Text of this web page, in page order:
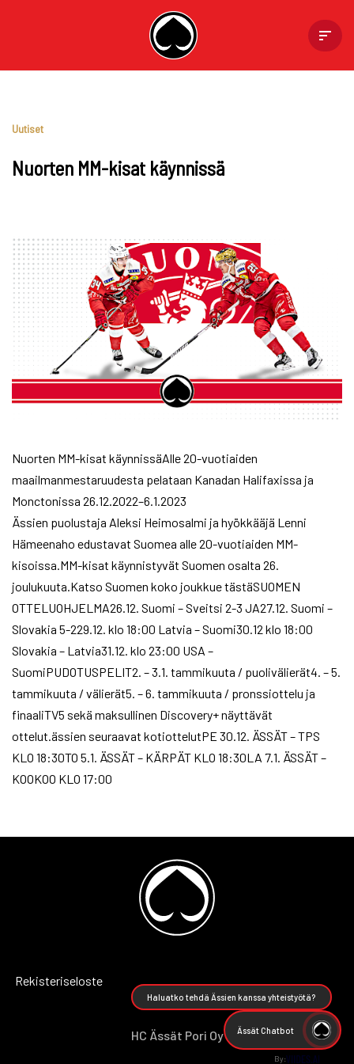
Nuorten MM-kisat käynnissä
Uutiset
Nuorten MM-kisat käynnissäAlle 20-vuotiaiden
maailmanmestaruudesta pelataan Kanadan Halifaxissa ja
Monctonissa 26.12.2022–6.1.2023
Ässien puolustaja Aleksi Heimosalmi ja hyökkääjä Lenni
Hämeenaho edustavat Suomea alle 20-vuotiaiden MM-
kisoissa.MM-kisat käynnistyvät Suomen osalta 26.
joulukuuta.Katso Suomen koko joukkue tästäSUOMEN
OTTELUOHJELMA26.12. Suomi – Sveitsi 2-3 JA27.12. Suomi –
Slovakia 5-229.12. klo 18:00 Latvia – Suomi30.12 klo 18:00
Slovakia – Latvia31.12. klo 23:00 USA –
SuomiPUDOTUSPELIT2. – 3.1. tammikuuta / puolivälierät4. – 5.
tammikuuta / välierät5. – 6. tammikuuta / pronssiottelu ja
finaaliTV5 sekä maksullinen Discovery+ näyttävät
ottelut.ässien seuraavat kotiottelutPE 30.12. ÄSSÄT – TPS
KLO 18:30TO 5.1. ÄSSÄT – KÄRPÄT KLO 18:30LA 7.1. ÄSSÄT –
KOOKOO KLO 17:00
Rekisteriseloste
HC Ässät Pori Oy
Haluatko tehdä Ässien kanssa yhteistyötä?
Ässät Chatbot
By: